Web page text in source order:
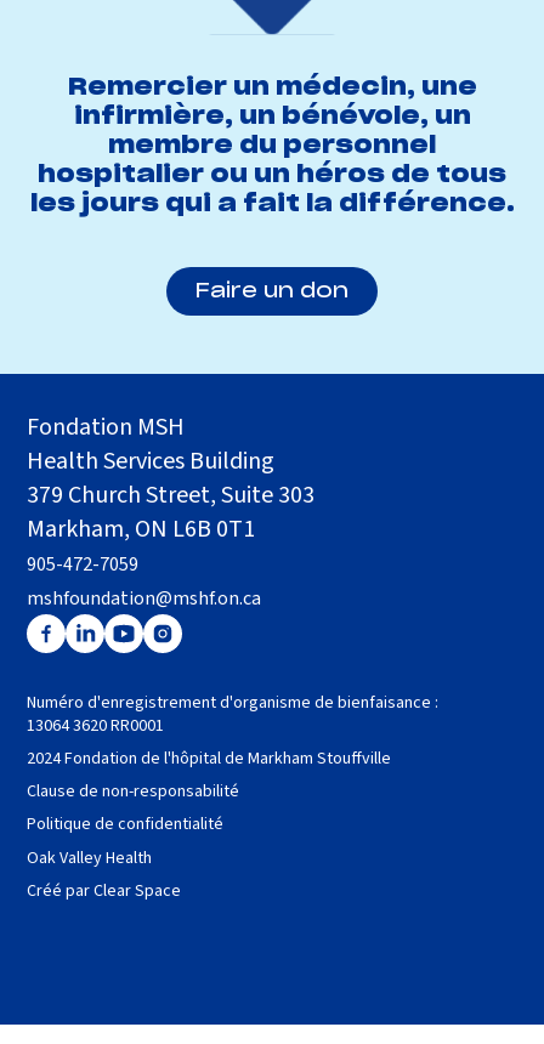
Remercier un médecin, une
infirmière, un bénévole, un
membre du personnel
hospitalier ou un héros de tous
les jours qui a fait la différence.
Faire un don
Fondation MSH
Health Services Building
379 Church Street, Suite 303
Markham, ON L6B 0T1
905-472-7059
mshfoundation@mshf.on.ca
Numéro d'enregistrement d'organisme de bienfaisance :
13064 3620 RR0001
2024 Fondation de l'hôpital de Markham Stouffville
Clause de non-responsabilité
Politique de confidentialité
Oak Valley Health
Créé par Clear Space